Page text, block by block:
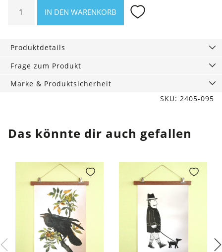
Thermosflasche
blue
Menge
IN DEN WARENKORB
Produktdetails
Frage zum Produkt
Marke & Produktsicherheit
SKU: 2405-095
Das könnte dir auch gefallen